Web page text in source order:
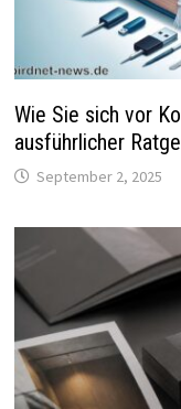
Wie Sie sich vor
ausführlicher
September 2, 2025